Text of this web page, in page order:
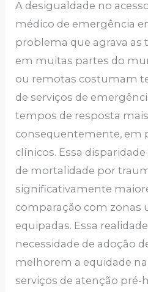
A desigualdade no
médico de emergência
problema que agrava as
em muitas partes do
ou remotas costumam
de serviços de
tempos de resposta
consequentemente, em
clínicos. Essa
de mortalidade por
significativamente
comparação com zonas
equipadas. Essa
necessidade de adoção
melhorem a equidade
serviços de atenção pré-